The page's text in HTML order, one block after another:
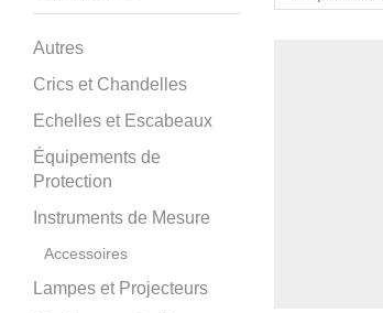
Autres
Crics et Chandelles
Echelles et Escabeaux
Équipements de
Protection
Instruments de Mesure
Accessoires
Lampes et Projecteurs